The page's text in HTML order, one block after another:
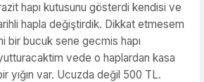
hapı kutusunu gösterdi kendisi ve
hapla değiştirdik. Dikkat etmesem
bir bucuk sene gecmis hapı
vede o haplardan kasa
yığın var. Ucuzda değil 500 TL.